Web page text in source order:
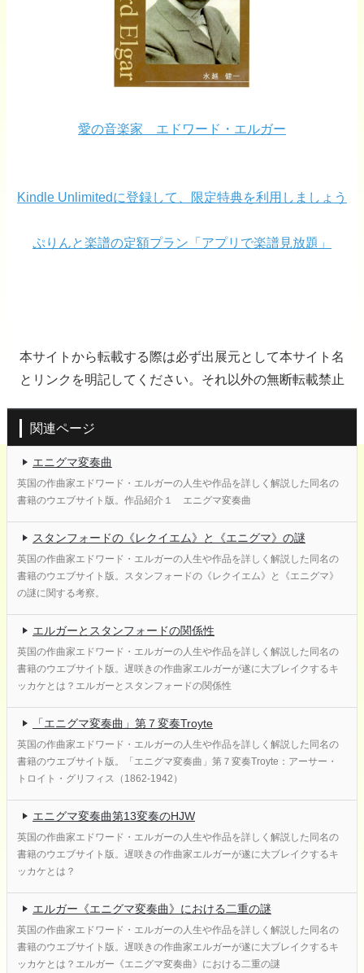
愛の音楽家 エドワード・エルガー
Kindle Unlimitedに登録して、限定特典を利用しましょう
ぷりんと楽譜の定額プラン「アプリで楽譜見放題」
本サイトから転載する際は必ず出展元として本サイト名
とリンクを明記してください。それ以外の無断転載禁止
関連ページ
エニグマ変奏曲
英国の作曲家エドワード・エルガーの人生や作品を詳しく解説した同名の
書籍のウエブサイト版。作品紹介１ エニグマ変奏曲
スタンフォードの《レクイエム》と《エニグマ》の謎
英国の作曲家エドワード・エルガーの人生や作品を詳しく解説した同名の
書籍のウエブサイト版。スタンフォードの《レクイエム》と《エニグマ》
の謎に関する考察。
エルガーとスタンフォードの関係性
英国の作曲家エドワード・エルガーの人生や作品を詳しく解説した同名の
書籍のウエブサイト版。遅咲きの作曲家エルガーが遂に大ブレイクするキ
ッカケとは？エルガーとスタンフォードの関係性
「エニグマ変奏曲」第７変奏Troyte
英国の作曲家エドワード・エルガーの人生や作品を詳しく解説した同名の
書籍のウエブサイト版。「エニグマ変奏曲」第７変奏Troyte：アーサー・
トロイト・グリフィス（1862-1942）
エニグマ変奏曲第13変奏のHJW
英国の作曲家エドワード・エルガーの人生や作品を詳しく解説した同名の
書籍のウエブサイト版。遅咲きの作曲家エルガーが遂に大ブレイクするキ
ッカケとは？
エルガー《エニグマ変奏曲》における二重の謎
英国の作曲家エドワード・エルガーの人生や作品を詳しく解説した同名の
書籍のウエブサイト版。遅咲きの作曲家エルガーが遂に大ブレイクするキ
ッカケとは？エルガー《エニグマ変奏曲》における二重の謎